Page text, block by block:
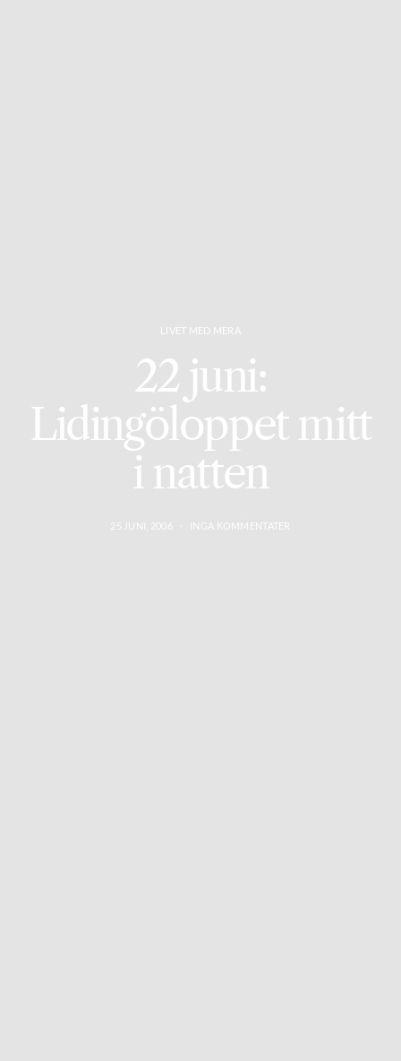
LIVET MED MERA
22 juni:
Lidingöloppet mitt
i natten
25 JUNI, 2006 INGA KOMMENTATER